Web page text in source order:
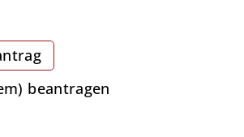
beantragen